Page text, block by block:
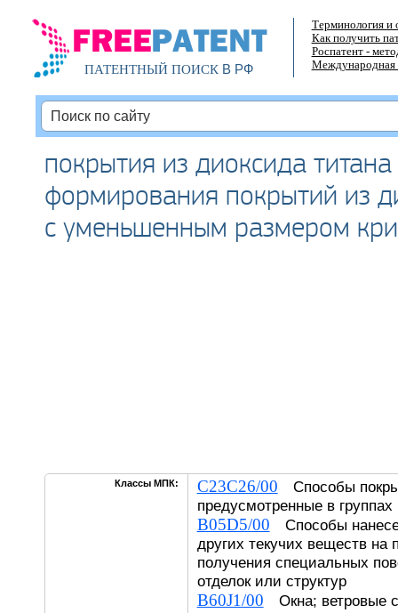
ПАТЕНТНЫЙ ПОИСКВ РФ
Терминология и
Как получить
Роспатент -
Международная
покрытия из диоксида
формирования покрытий из
с уменьшенным размером
Классы МПК: C23C26/00 Способы
предусмотренные в
B05D5/00 Способы
других текучих веществ на
получения специальных
отделок или структур
B60J1/00 Окна; ветровые